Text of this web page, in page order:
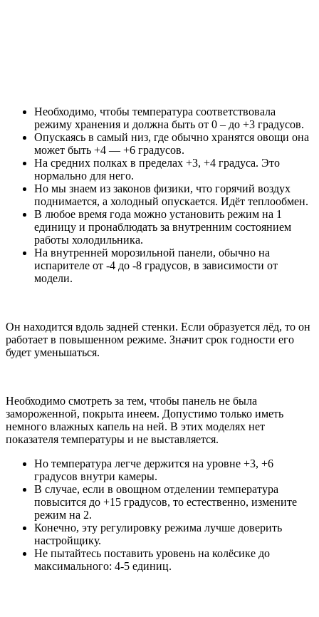
Необходимо, чтобы температура соответствовала
режиму хранения и должна быть от 0 – до +3 градусов.
Опускаясь в самый низ, где обычно хранятся овощи она
может быть +4 — +6 градусов.
На средних полках в пределах +3, +4 градуса. Это
нормально для него.
Но мы знаем из законов физики, что горячий воздух
поднимается, а холодный опускается. Идёт теплообмен.
В любое время года можно установить режим на 1
единицу и пронаблюдать за внутренним состоянием
работы холодильника.
На внутренней морозильной панели, обычно на
испарителе от -4 до -8 градусов, в зависимости от
модели.
Он находится вдоль задней стенки. Если образуется лёд, то он
работает в повышенном режиме. Значит срок годности его
будет уменьшаться.
Необходимо смотреть за тем, чтобы панель не была
замороженной, покрыта инеем. Допустимо только иметь
немного влажных капель на ней. В этих моделях нет
показателя температуры и не выставляется.
Но температура легче держится на уровне +3, +6
градусов внутри камеры.
В случае, если в овощном отделении температура
повысится до +15 градусов, то естественно, измените
режим на 2.
Конечно, эту регулировку режима лучше доверить
настройщику.
Не пытайтесь поставить уровень на колёсике до
максимального: 4-5 единиц.